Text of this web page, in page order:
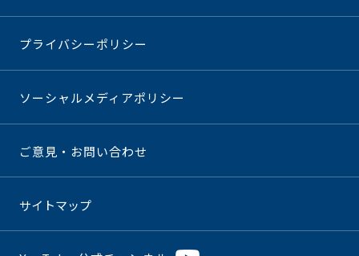
プライバシーポリシー
ソーシャルメディアポリシー
ご意見・お問い合わせ
サイトマップ